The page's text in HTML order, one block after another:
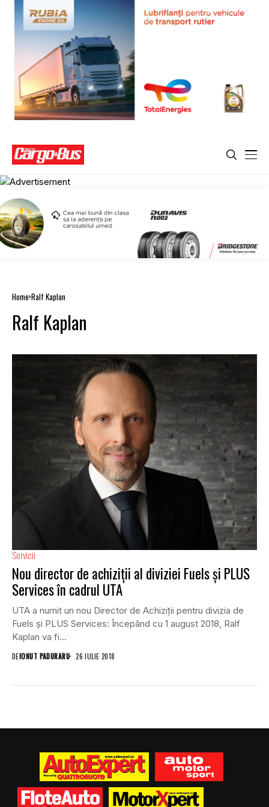
Home Ralf Kaplan
Ralf Kaplan
Servicii
Nou director de achiziții al diviziei Fuels și PLUS
Services în cadrul UTA
UTA a numit un nou Director de Achiziții pentru divizia de
Fuels și PLUS Services: Începând cu 1 august 2018, Ralf
Kaplan va fi...
DEIONUT PADURARU 26 IULIE 2018